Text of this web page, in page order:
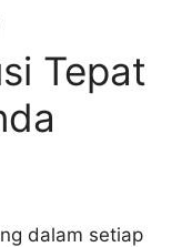
Tepat
dalam setiap